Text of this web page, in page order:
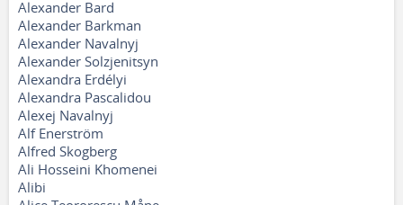
Alexander Bard
Alexander Barkman
Alexander Navalnyj
Alexander Solzjenitsyn
Alexandra Erdélyi
Alexandra Pascalidou
Alexej Navalnyj
Alf Enerström
Alfred Skogberg
Ali Hosseini Khomenei
Alibi